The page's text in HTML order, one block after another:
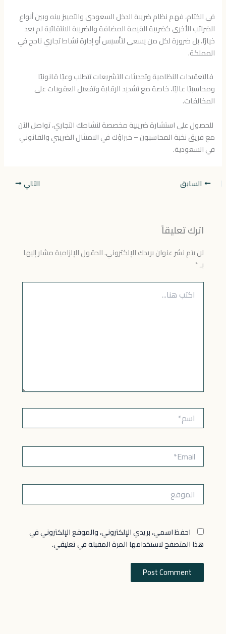
في الختام، فهم نظام ضريبة الدخل السعودي والتمييز بينه وبين أنواع
الضرائب الأخرى كضريبة القيمة المضافة والضريبة الانتقائية لم يعد
خيارًا، بل ضرورة لكل من يسعى لتأسيس أو إدارة نشاط تجاري ناجح في
المملكة.
فالتعقيدات النظامية وتحديثات التشريعات تتطلب وعيًا قانونيًا
ومحاسبيًا عاليًا، خاصة مع تشديد الرقابة وتفعيل العقوبات على
المخالفات.
للحصول على استشارة ضريبية مخصصة لنشاطك التجاري، تواصل الآن
مع فريق نخبة المحاسبون – خبراؤك في الامتثال الضريبي والقانوني
في السعودية.
السابق التالي
اترك تعليقاً
لن يتم نشر عنوان بريدك الإلكتروني.الحقول الإلزامية مشار إليها
بـ*
اكتب
هنا...
اسم*
Email*
الموقع
احفظ اسمي، بريدي الإلكتروني، والموقع الإلكتروني في
هذا المتصفح لاستخدامها المرة المقبلة في تعليقي.